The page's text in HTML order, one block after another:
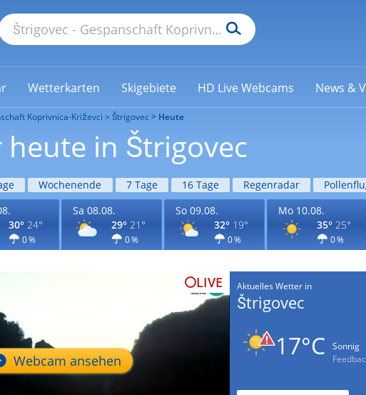
Wetterkarten Skigebiete HD Live Webcams News &
Koprivnica-Križevci Štrigovec Heute
heute in Štrigovec
Wochenende 7 Tage 16 Tage Regenradar
30° 24°
0 %
Sa 08.08.
29° 21°
0 %
So 09.08.
32° 19°
0 %
Mo 10.08.
35° 25°
0 %
LIVE
Webcam ansehen
Aktuelles Wetter in
Štrigovec
17°C
Sonnig